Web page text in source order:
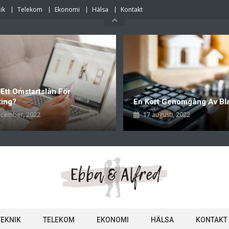
Telekom Ekonomi Hälsa Kontakt
Omstartslån För
2022
En Kort Genomgång Av
17 augusti, 2022
TELEKOM EKONOMI HÄLSA KONTAKT